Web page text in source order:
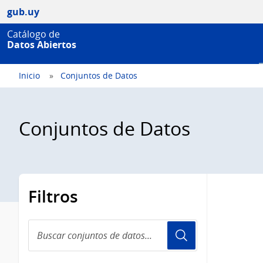
gub.uy
Catálogo de
Datos Abiertos
Inicio Conjuntos de Datos
Conjuntos de Datos
Filtros
conjuntos
de